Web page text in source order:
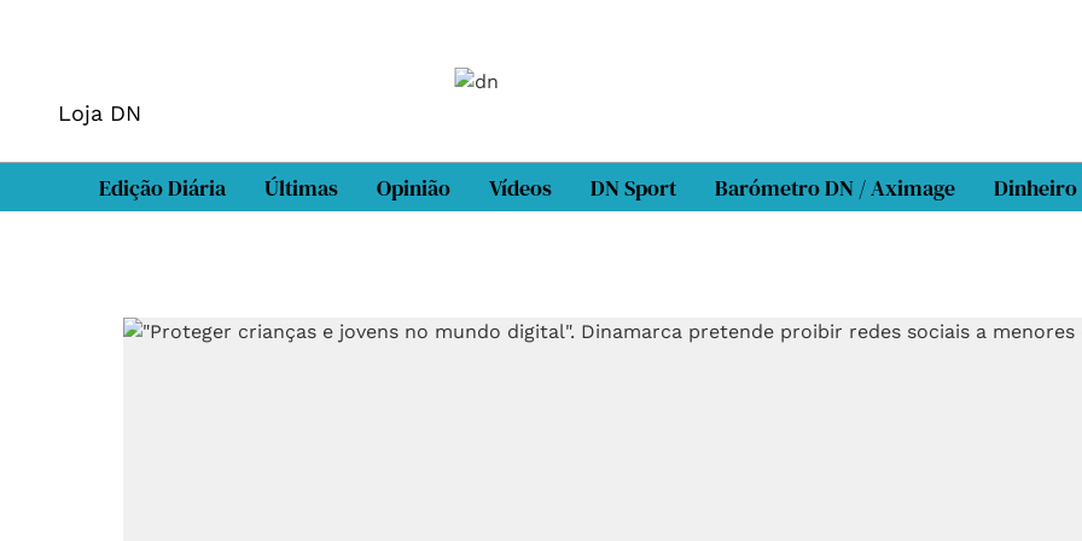
Loja DN
Edição Diária Últimas Opinião Vídeos DN Sport Barómetro DN / Aximage Dinheiro